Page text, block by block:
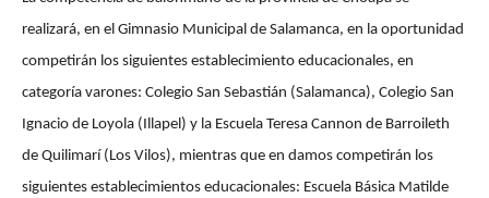
realizará, en el Gimnasio Municipal de Salamanca, en la oportunidad
competirán los siguientes establecimiento educacionales, en
categoría varones: Colegio San Sebastián (Salamanca), Colegio San
Ignacio de Loyola (Illapel) y la Escuela Teresa Cannon de Barroileth
de Quilimarí (Los Vilos), mientras que en damos competirán los
siguientes establecimientos educacionales: Escuela Básica Matilde